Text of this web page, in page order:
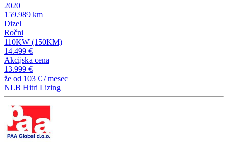
2020
159.989 km
Dizel
Ročni
110KW (150KM)
14.499 €
Akcijska cena
13.999 €
že od 103 € / mesec
NLB Hitri Lizing